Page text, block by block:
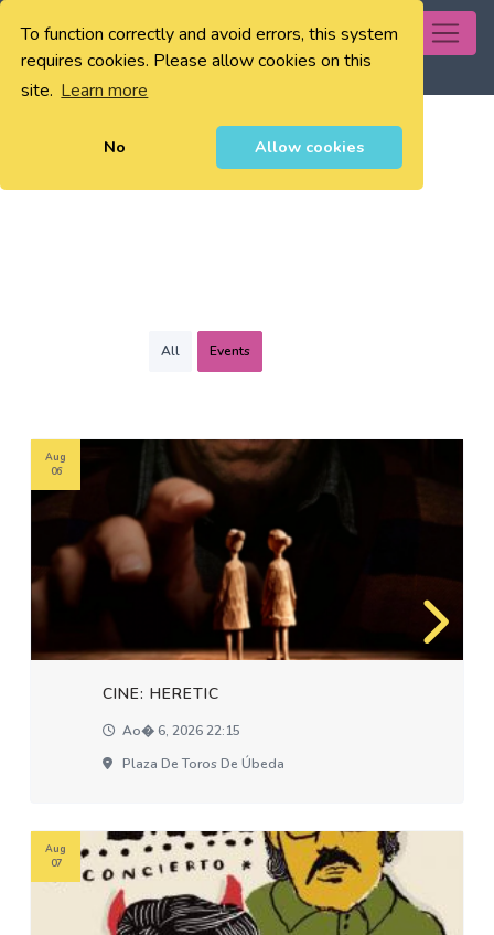
To function correctly and avoid errors, this system
requires cookies. Please allow cookies on this
site. Learn more
No Allow cookies
0
All Events
CINE: HERETIC
Ao� 6, 2026 22:15
Plaza De Toros De Úbeda
Aug
06
Aug
07